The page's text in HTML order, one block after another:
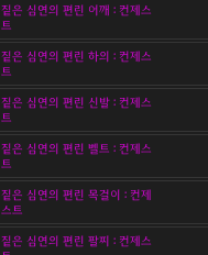
짙은 심연의 편린 어깨 : 컨제스
트
짙은 심연의 편린 하의 : 컨제스
트
짙은 심연의 편린 신발 : 컨제스
트
짙은 심연의 편린 벨트 : 컨제스
트
짙은 심연의 편린 목걸이 : 컨제
스트
짙은 심연의 편린 팔찌 : 컨제스